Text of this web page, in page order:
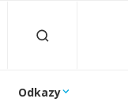
Odkazy